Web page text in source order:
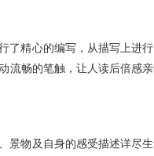
了精心的编写，从描写上进
流畅的笔触，让人读后倍感
景物及自身的感受描述详尽